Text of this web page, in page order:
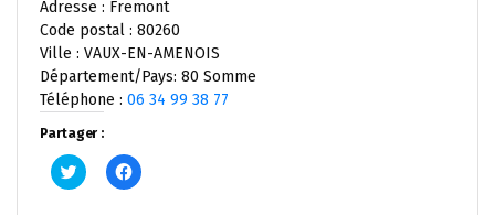
Adresse : Fremont
Code postal : 80260
Ville : VAUX-EN-AMENOIS
Département/Pays: 80 Somme
Téléphone : 06 34 99 38 77
Partager :
Cliquez
pour
Cliquez
pour